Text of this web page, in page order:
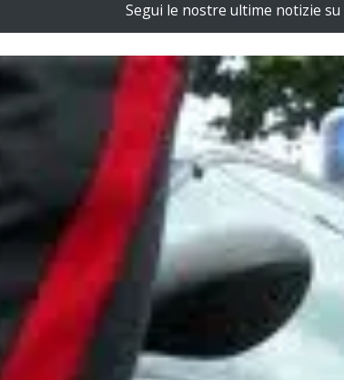
Segui le nostre ultime notizie su